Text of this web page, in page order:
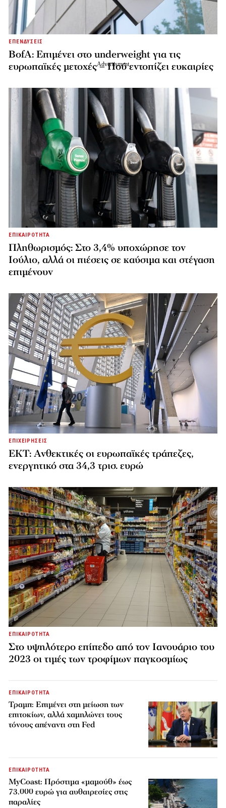
ΕΠΕΝΔΥΣΕΙΣ
BofA: Επιμένει στο underweight για τις
ευρωπαϊκές μετοχές – Πού εντοπίζει ευκαιρίες
ΕΠΙΚΑΙΡΟΤΗΤΑ
Πληθωρισμός: Στο 3,4% υποχώρησε τον
Ιούλιο, αλλά οι πιέσεις σε καύσιμα και στέγαση
επιμένουν
ΕΠΙΧΕΙΡΗΣΕΙΣ
ΕΚΤ: Ανθεκτικές οι ευρωπαϊκές τράπεζες,
ενεργητικό στα 34,3 τρισ. ευρώ
ΕΠΙΚΑΙΡΟΤΗΤΑ
Στο υψηλότερο επίπεδο από τον Ιανουάριο του
2023 οι τιμές των τροφίμων παγκοσμίως
ΕΠΙΚΑΙΡΟΤΗΤΑ
Τραμπ: Επιμένει στη μείωση των
επιτοκίων, αλλά χαμηλώνει τους
τόνους απέναντι στη Fed
ΕΠΙΚΑΙΡΟΤΗΤΑ
MyCoast: Πρόστιμα «μαμούθ» έως
73.000 ευρώ για αυθαιρεσίες στις
παραλίες